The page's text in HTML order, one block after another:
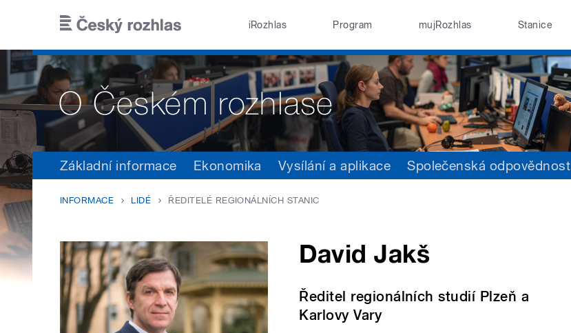
iRozhlas Program mujRozhlas Stanice
Základní informace Ekonomika Vysílání a aplikace Společenská odpovědnost
INFORMACE LIDÉ ŘEDITELÉ REGIONÁLNÍCH STANIC
David Jakš
Ředitel regionálních studií Plzeň a
Karlovy Vary